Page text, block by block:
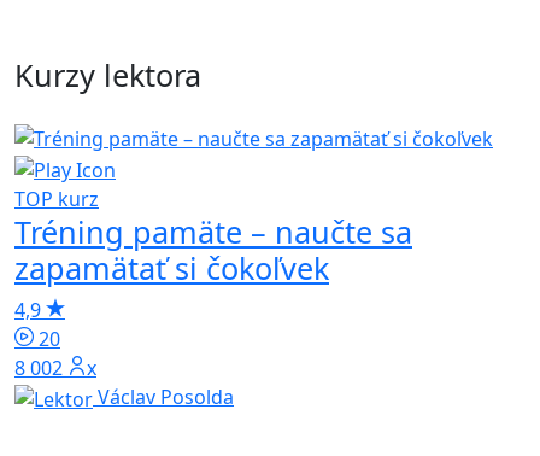
Kurzy lektora
TOP kurz
Tréning pamäte – naučte sa
zapamätať si čokoľvek
4,9
20
8 002x
Václav Posolda